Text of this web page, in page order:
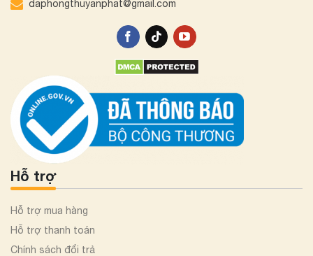
daphongthuyanphat@gmail.com
Hỗ trợ
Hỗ trợ mua hàng
Hỗ trợ thanh toán
Chính sách đổi trả